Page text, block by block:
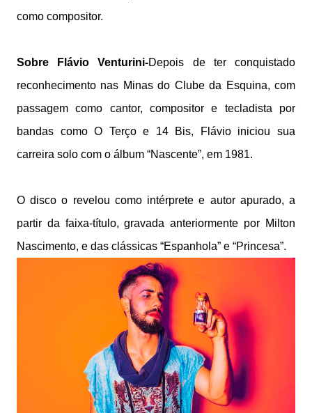
como compositor.
Sobre Flávio Venturini-Depois de ter conquistado
reconhecimento nas Minas do Clube da Esquina, com
passagem como cantor, compositor e tecladista por
bandas como O Terço e 14 Bis, Flávio iniciou sua
carreira solo com o álbum “Nascente”, em 1981.
O disco o revelou como intérprete e autor apurado, a
partir da faixa-título, gravada anteriormente por Milton
Nascimento, e das clássicas “Espanhola” e “Princesa”.